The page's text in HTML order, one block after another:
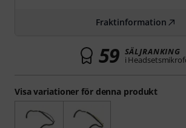
Visa variationer för denna produkt
Fraktinformation
59 SÄLJRANKING
i